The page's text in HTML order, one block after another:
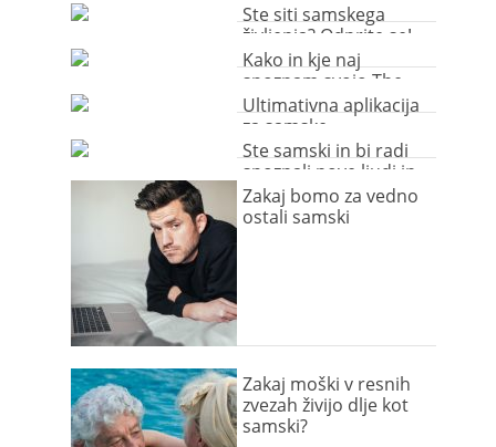
Ste siti samskega
življenja? Odprite se!
Kako in kje naj
spoznam svojo The
One? Korak za
korakom.
Ultimativna aplikacija
za samske
Ste samski in bi radi
spoznali nove ljudi in
nekoga zase?
Zakaj bomo za vedno
ostali samski
Zakaj moški v resnih
zvezah živijo dlje kot
samski?